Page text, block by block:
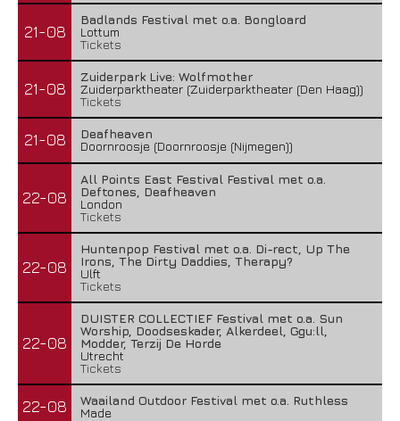
21-08
Badlands Festival met o.a. Bongloard
Lottum
Tickets
21-08
Zuiderpark Live: Wolfmother
Zuiderparktheater (Zuiderparktheater (Den Haag))
Tickets
21-08
Deafheaven
Doornroosje (Doornroosje (Nijmegen))
22-08
All Points East Festival Festival met o.a.
Deftones, Deafheaven
London
Tickets
22-08
Huntenpop Festival met o.a. Di-rect, Up The
Irons, The Dirty Daddies, Therapy?
Ulft
Tickets
22-08
DUISTER COLLECTIEF Festival met o.a. Sun
Worship, Doodseskader, Alkerdeel, Ggu:ll,
Modder, Terzij De Horde
Utrecht
Tickets
22-08
Waailand Outdoor Festival met o.a. Ruthless
Made